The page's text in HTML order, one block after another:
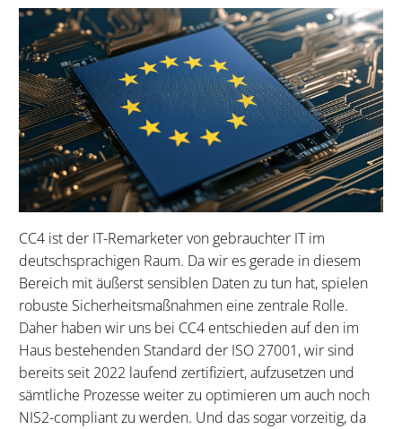
CC4 ist der IT-Remarketer von gebrauchter IT im
deutschsprachigen Raum. Da wir es gerade in diesem
Bereich mit äußerst sensiblen Daten zu tun hat, spielen
robuste Sicherheitsmaßnahmen eine zentrale Rolle.
Daher haben wir uns bei CC4 entschieden auf den im
Haus bestehenden Standard der ISO 27001, wir sind
bereits seit 2022 laufend zertifiziert, aufzusetzen und
sämtliche Prozesse weiter zu optimieren um auch noch
NIS2-compliant zu werden. Und das sogar vorzeitig, da